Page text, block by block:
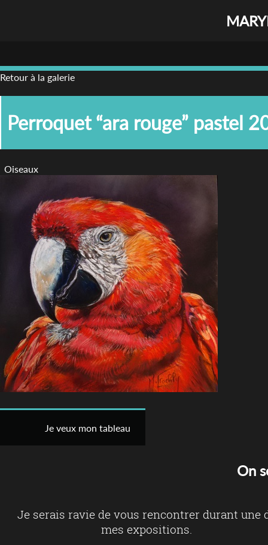
Retour à la galerie
Perroquet “ara rouge” pastel
Oiseaux
Je veux mon tableau
On
Je serais ravie de vous rencontrer durant une
mes expositions.